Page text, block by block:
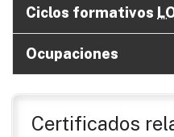
Ciclos formativos
Ocupaciones
Certificados